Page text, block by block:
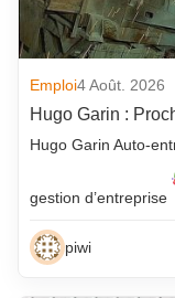
Emploi4 Août. 2026
Hugo Garin :
Hugo Garin Auto-
gestion d’entreprise
piwi